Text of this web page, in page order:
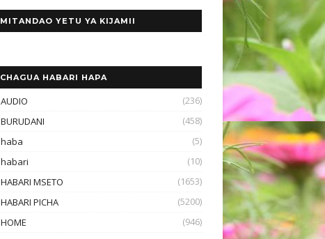
MITANDAO YETU YA KIJAMII
CHAGUA HABARI HAPA
AUDIO
(236)
BURUDANI
(458)
haba
(5)
habari
(10)
HABARI MSETO
(1653)
HABARI PICHA
(5200)
HOME
(946)